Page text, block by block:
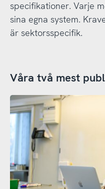
specifikationer. Varje
sina egna system.
är sektorsspecifik.
Våra två mest